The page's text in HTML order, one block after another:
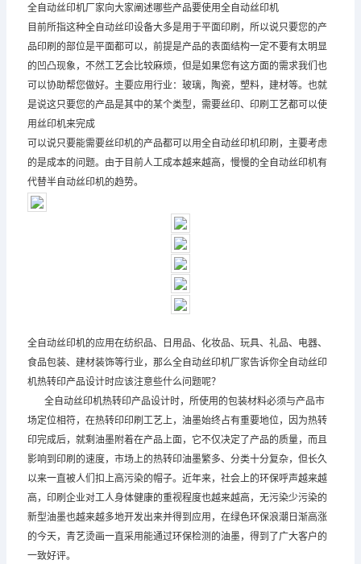
全自动丝印机厂家向大家阐述哪些产品要使用全自动丝印机
目前所指这种全自动丝印设备大多是用于平面印刷，所以说只要您的产
品印刷的部位是平面都可以，前提是产品的表面结构一定不要有太明显
的凹凸现象，不然工艺会比较麻烦，但是如果您有这方面的需求我们也
可以协助帮您做好。主要应用行业：玻璃，陶瓷，塑料，建材等。也就
是说这只要您的产品是其中的某个类型，需要丝印、印刷工艺都可以使
用丝印机来完成
可以说只要能需要丝印机的产品都可以用全自动丝印机印刷，主要考虑
的是成本的问题。由于目前人工成本越来越高，慢慢的全自动丝印机有
代替半自动丝印机的趋势。
全自动丝印机的应用在纺织品、日用品、化妆品、玩具、礼品、电器、
食品包装、建材装饰等行业，那么全自动丝印机厂家告诉你全自动丝印
机热转印产品设计时应该注意些什么问题呢？
全自动丝印机热转印产品设计时，所使用的包装材料必须与产品市
场定位相符，在热转印印刷工艺上，油墨始终占有重要地位，因为热转
印完成后，就剩油墨附着在产品上面，它不仅决定了产品的质量，而且
影响到印刷的速度，市场上的热转印油墨繁多、分类十分复杂，但长久
以来一直被人们扣上高污染的帽子。近年来，社会上的环保呼声越来越
高，印刷企业对工人身体健康的重视程度也越来越高，无污染少污染的
新型油墨也越来越多地开发出来并得到应用，在绿色环保浪潮日渐高涨
的今天，青艺烫画一直采用能通过环保检测的油墨，得到了广大客户的
一致好评。